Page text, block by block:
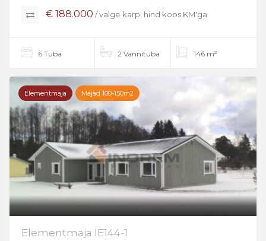
€ 188.000 / valge karp, hind koos KM'ga
6 Tuba 2 Vannituba 146 m²
Elementmaja Majad 100-150m2
Elementmaja IE144-1